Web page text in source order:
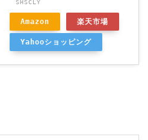
SHSCLY
Amazon 楽天市場
Yahooショッピング